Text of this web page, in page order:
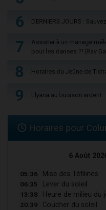
6 DERNIERS JOURS :
7
Assister à un mariage
pour les danses ?! (Rav
8 Horaires du Jeûne de
9 Elyana au buisson ardent
Horaires pour
6 Août
05:36 Mise des Téfilines
06:35 Lever du soleil
13:38 Heure de milieu du
20:39 Coucher du soleil